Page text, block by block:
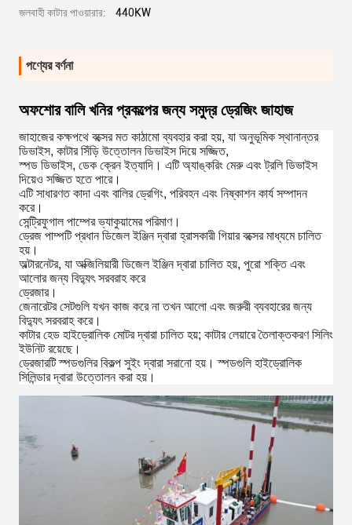
জলবাহী কাটার পাওয়ারার: 440KW
পণ্যের বর্ণনা
অফশোর বালি খনির প্রকল্পের জন্য সমুদ্র ড্রেজিং জাহাজ
জাহাজের কক্ষপথে বক্সের মত কাঠামো ব্যবহার করা হয়, যা অনুভূমিক স্থানান্তর
ডিভাইস, কাটার সিঁড়ি উত্তোলন ডিভাইস দিয়ে সজ্জিত,
স্পড ডিভাইস, ডেক ক্রেন ইত্যাদি। এটি অ্যাঙ্করিং মেরু এবং ট্রলি ডিভাইস
দিয়েও সজ্জিত হতে পারে।
এটি সাধারণত কাদা এবং বালির ড্রেগিং, পরিবহন এবং নিষ্কাশন কার্য সম্পাদন
করে।
সেন্ট্রিফুগাল পাম্পের ভ্যাকুয়ামের পরিমাণ।
ড্রেজ পাম্পটি প্রধান ডিজেল ইঞ্জিন দ্বারা হ্রাসকারী গিয়ার বক্সের মাধ্যমে চালিত
হয়।
অল্টারনেটর, যা অক্জিলিয়ারী ডিজেল ইঞ্জিন দ্বারা চালিত হয়, পুরো শক্তি এবং
আলোর জন্য বিদ্যুৎ সরবরাহ করে
ড্রেজার।
জেনারেটর সেটগুলি যখন কাজ করে না তখন আলো এবং জরুরী ব্যবহারের জন্য
বিদ্যুৎ সরবরাহ করে।
কাটার হেড হাইড্রোলিক মোটর দ্বারা চালিত হয়; কাটার লেয়ারে তৈলাক্তকরণ সিলিং
ইউনিট রয়েছে।
ড্রেজারটি স্পডগুলির বিকল্প সুইং দ্বারা সরানো হয়। স্পডগুলি হাইড্রোলিক
সিলিন্ডার দ্বারা উত্তোলন করা হয়।